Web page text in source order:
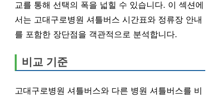
교를 통해 선택의 폭을 넓힐 수 있습니다. 이 섹션에
서는 고대구로병원 셔틀버스 시간표와 정류장 안내
를 포함한 장단점을 객관적으로 분석합니다.
비교 기준
고대구로병원 셔틀버스와 다른 병원 셔틀버스를 비